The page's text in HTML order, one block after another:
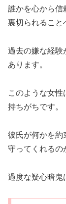
誰かを心から信
裏切られること
過去の嫌な経験
あります。
このような女
持ちがちです。
彼氏が何かを約
守ってくれるの
過度な疑心暗鬼